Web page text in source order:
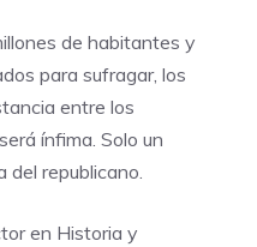
de habitantes y
para sufragar, los
entre los
ínfima. Solo un
del republicano.
en Historia y